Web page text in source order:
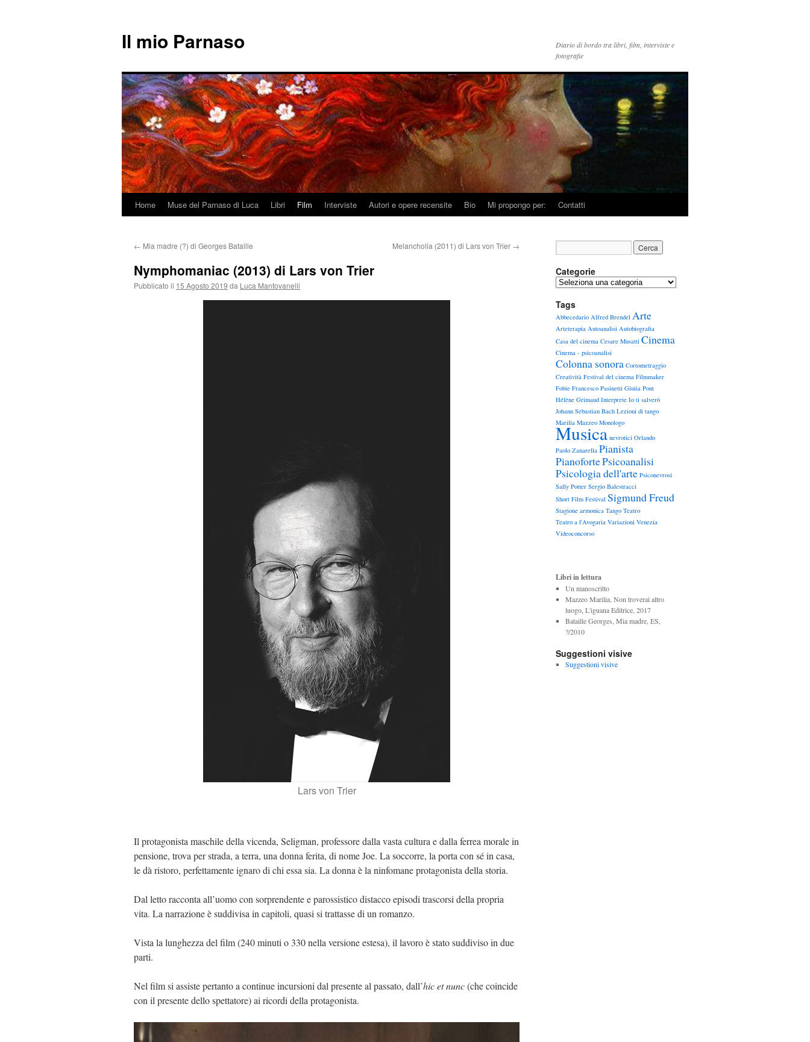
Il mio Parnaso
Diario di bordo tra libri, film, interviste e
fotografie
Vai
contenuto
Home Muse del Parnaso di Luca Libri Film Interviste Autori e opere recensite Bio Mi propongo per: Contatti
← Mia madre (?) di Georges Bataille Melancholia (2011) di Lars von Trier →
Nymphomaniac (2013) di Lars von Trier
Pubblicato il 15 Agosto 2019 da Luca Mantovanelli
Lars von Trier
Il protagonista maschile della vicenda, Seligman, professore dalla vasta cultura e dalla ferrea morale in
pensione, trova per strada, a terra, una donna ferita, di nome Joe. La soccorre, la porta con sé in casa,
le dà ristoro, perfettamente ignaro di chi essa sia. La donna è la ninfomane protagonista della storia.
Dal letto racconta all’uomo con sorprendente e parossistico distacco episodi trascorsi della propria
vita. La narrazione è suddivisa in capitoli, quasi si trattasse di un romanzo.
Vista la lunghezza del film (240 minuti o 330 nella versione estesa), il lavoro è stato suddiviso in due
parti.
Nel film si assiste pertanto a continue incursioni dal presente al passato, dall’hic et nunc(che coincide
con il presente dello spettatore) ai ricordi della protagonista.
Categorie
Categorie
Tags
Abbecedario Alfred Brendel Arte
Arteterapia Autoanalisi Autobiografia
Casa del cinema Cesare Musatti Cinema
Cinema - psicoanalisi
Colonna sonora Cortometraggio
Creatività Festival del cinema Filmmaker
Fobie Francesco Pasinetti Giuiia Pont
Hélène Grimaud Interprete Io ti salverò
Johann Sebastian Bach Lezioni di tango
Marilia Mazzeo Monologo
Musica nevrotici Orlando
Paolo Zanarella Pianista
PianofortePsicoanalisi
Psicologia dell'arte Psiconevrosi
Sally Potter Sergio Balestracci
Short Film Festival Sigmund Freud
Stagione armonica Tango Teatro
Teatro a l'Avogaria Variazioni Venezia
Videoconcorso
Libri in lettura
Un manoscritto
Mazzeo Marilia, Non troverai altro
luogo, L'iguana Editrice, 2017
Bataille Georges, Mia madre, ES,
?/2010
Suggestioni visive
Suggestioni visive